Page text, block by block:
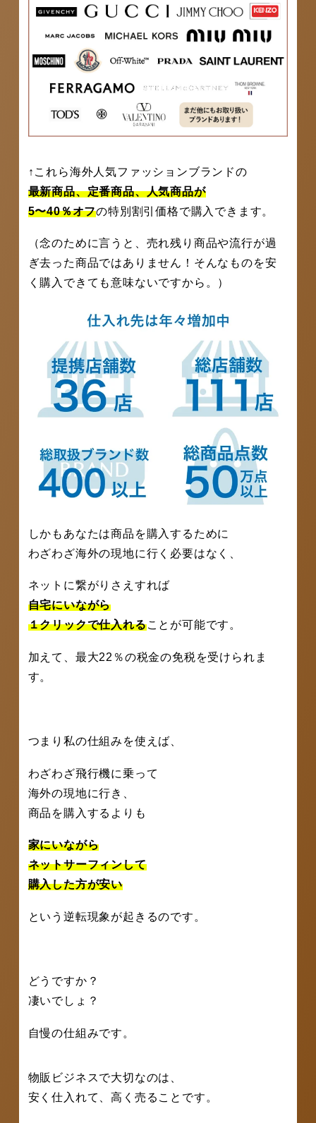
↑これら海外人気ファッションブランドの
最新商品、定番商品、人気商品が
5〜40％オフの特別割引価格で購入できます。
（念のために言うと、売れ残り商品や流行が過
ぎ去った商品ではありません！そんなものを安
く購入できても意味ないですから。）
しかもあなたは商品を購入するために
わざわざ海外の現地に行く必要はなく、
ネットに繋がりさえすれば
自宅にいながら
１クリックで仕入れることが可能です。
加えて、最大22％の税金の免税を受けられま
す。
つまり私の仕組みを使えば、
わざわざ飛行機に乗って
海外の現地に行き、
商品を購入するよりも
家にいながら
ネットサーフィンして
購入した方が安い
という逆転現象が起きるのです。
どうですか？
凄いでしょ？
自慢の仕組みです。
物販ビジネスで大切なのは、
安く仕入れて、高く売ることです。